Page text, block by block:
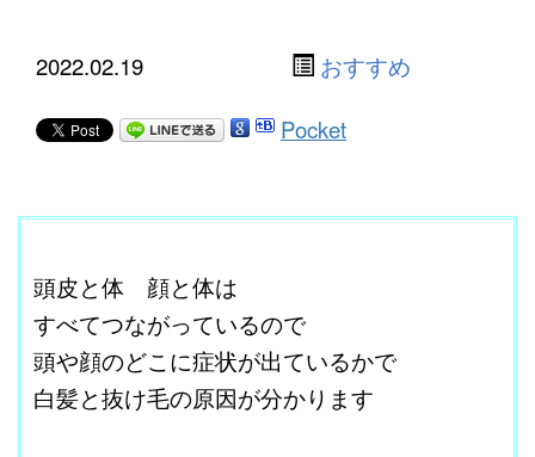
2022.02.19 おすすめ
Pocket
頭皮と体 顔と体は
すべてつながっているので
頭や顔のどこに症状が出ているかで
白髪と抜け毛の原因が分かります